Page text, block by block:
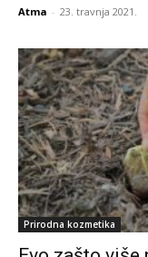
Atma - 23. travnja 2021.
Prirodna kozmetika